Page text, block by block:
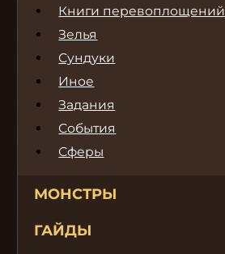
Книги перевоплощений
Зелья
Сундуки
Иное
Задания
События
Сферы
МОНСТРЫ
ГАЙДЫ